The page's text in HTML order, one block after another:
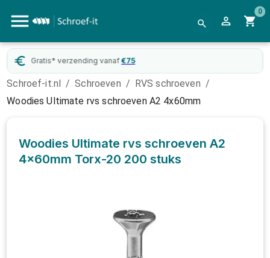
0
Gratis* verzending vanaf €75
Schroef-it.nl / Schroeven / RVS schroeven /
Woodies Ultimate rvs schroeven A2 4x60mm
Woodies Ultimate rvs schroeven A2
4x60mm Torx-20 200 stuks